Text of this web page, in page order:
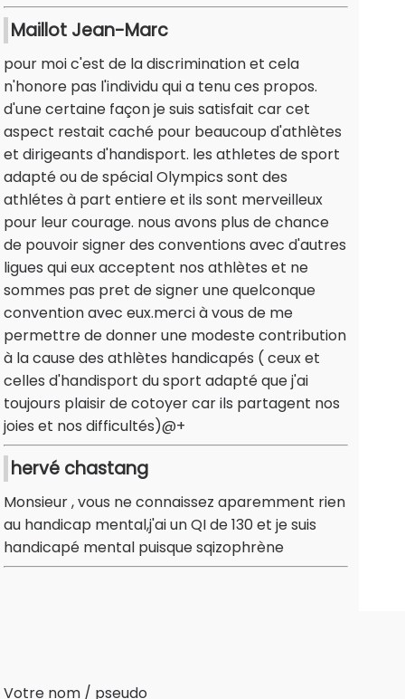
Maillot Jean-Marc
pour moi c'est de la discrimination et cela
n'honore pas l'individu qui a tenu ces propos.
d'une certaine façon je suis satisfait car cet
aspect restait caché pour beaucoup d'athlètes
et dirigeants d'handisport. les athletes de sport
adapté ou de spécial Olympics sont des
athlétes à part entiere et ils sont merveilleux
pour leur courage. nous avons plus de chance
de pouvoir signer des conventions avec d'autres
ligues qui eux acceptent nos athlètes et ne
sommes pas pret de signer une quelconque
convention avec eux.merci à vous de me
permettre de donner une modeste contribution
à la cause des athlètes handicapés ( ceux et
celles d'handisport du sport adapté que j'ai
toujours plaisir de cotoyer car ils partagent nos
joies et nos difficultés)@+
hervé chastang
Monsieur , vous ne connaissez aparemment rien
au handicap mental,j'ai un QI de 130 et je suis
handicapé mental puisque sqizophrène
Votre nom / pseudo